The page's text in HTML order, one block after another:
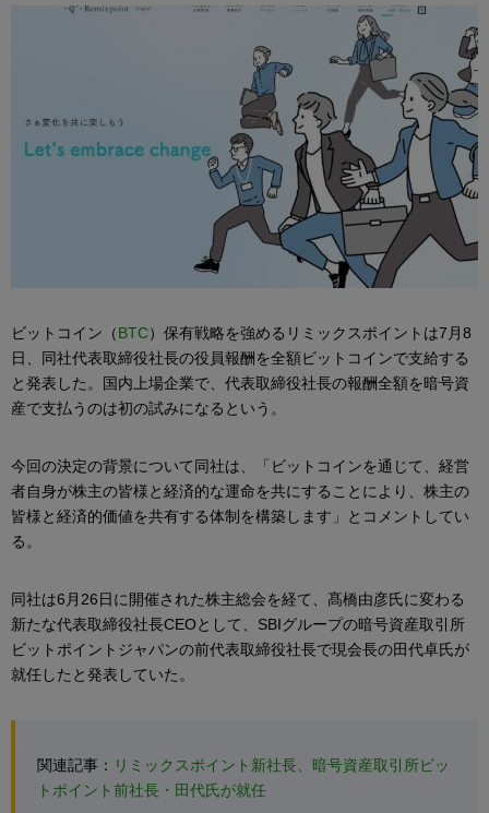
ビットコイン（BTC）保有戦略を強めるリミックスポイントは7月8
日、同社代表取締役社長の役員報酬を全額ビットコインで支給する
と発表した。国内上場企業で、代表取締役社長の報酬全額を暗号資
産で支払うのは初の試みになるという。
今回の決定の背景について同社は、「ビットコインを通じて、経営
者自身が株主の皆様と経済的な運命を共にすることにより、株主の
皆様と経済的価値を共有する体制を構築します」とコメントしてい
る。
同社は6月26日に開催された株主総会を経て、髙橋由彦氏に変わる
新たな代表取締役社長CEOとして、SBIグループの暗号資産取引所
ビットポイントジャパンの前代表取締役社長で現会長の田代卓氏が
就任したと発表していた。
関連記事： リミックスポイント新社長、暗号資産取引所ビッ
トポイント前社長・田代氏が就任